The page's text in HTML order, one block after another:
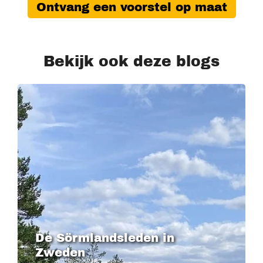
Ontvang een voorstel op maat
Bekijk ook deze blogs
De Sörmlandsleden in
Zweden